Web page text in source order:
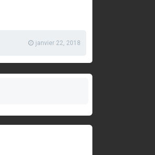
janvier 22, 2018